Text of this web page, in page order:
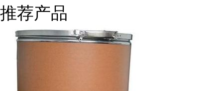
推荐产品